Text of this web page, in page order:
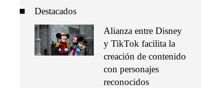
Destacados
Alianza entre Disney
y TikTok facilita la
creación de contenido
con personajes
reconocidos